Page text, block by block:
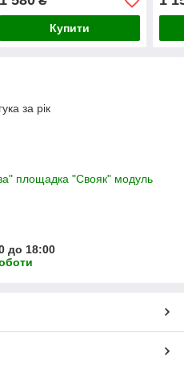
Купити
за рік
площадка "Свояк" модуль
до 18:00